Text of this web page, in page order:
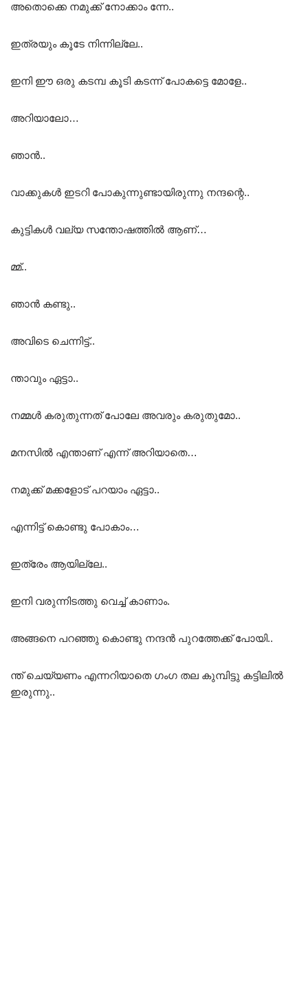
അതൊക്കെ നമുക്ക് നോക്കാം ന്നേ..
ഇത്രയും കൂടേ നിന്നില്ലേ..
ഇനി ഈ ഒരു കടമ്പ കൂടി കടന്ന് പോകട്ടെ മോളേ..
അറിയാലോ…
ഞാൻ..
വാക്കുകൾ ഇടറി പോകുന്നുണ്ടായിരുന്നു നന്ദന്റെ..
കുട്ടികൾ വല്യ സന്തോഷത്തിൽ ആണ്…
മ്മ്..
ഞാൻ കണ്ടു..
അവിടെ ചെന്നിട്ട്..
ന്താവും ഏട്ടാ..
നമ്മൾ കരുതുന്നത് പോലേ അവരും കരുതുമോ..
മനസിൽ എന്താണ് എന്ന് അറിയാതെ…
നമുക്ക് മക്കളോട് പറയാം ഏട്ടാ..
എന്നിട്ട് കൊണ്ടു പോകാം…
ഇത്രേം ആയില്ലേ..
ഇനി വരുന്നിടത്തു വെച്ച് കാണാം.
അങ്ങനെ പറഞ്ഞു കൊണ്ടു നന്ദൻ പുറത്തേക്ക് പോയി..
ന്ത് ചെയ്യണം എന്നറിയാതെ ഗംഗ തല കുമ്പിട്ടു കട്ടിലിൽ
ഇരുന്നു..